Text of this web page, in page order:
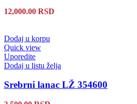
12,000.00 RSD
Dodaj u korpu
Quick view
Uporedite
Dodaj u listu želja
Srebrni lanac LŽ 354600